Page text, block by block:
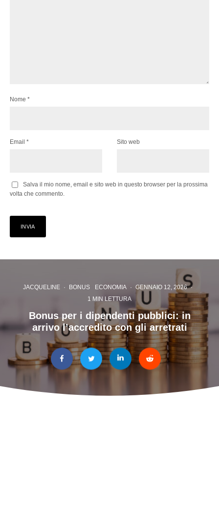
Nome *
Email * Sito web
Salva il mio nome, email e sito web in questo browser per la prossima
volta che commento.
JACQUELINE · BONUS ECONOMIA · GENNAIO 12, 2026 ·
1 MIN LETTURA
Bonus per i dipendenti pubblici: in
arrivo l’accredito con gli arretrati